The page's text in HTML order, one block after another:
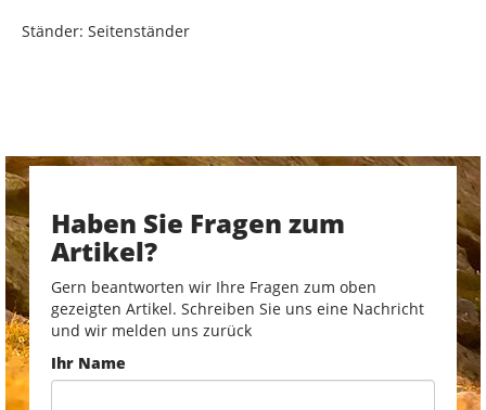
Ständer: Seitenständer
Haben Sie Fragen zum
Artikel?
Gern beantworten wir Ihre Fragen zum oben
gezeigten Artikel. Schreiben Sie uns eine Nachricht
und wir melden uns zurück
Ihr Name